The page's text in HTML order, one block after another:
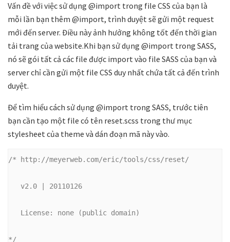
Vấn đề với việc sử dụng @import trong file CSS của bạn là
mỗi lần bạn thêm @import, trình duyệt sẽ gửi một request
mới đến server. Điều này ảnh hưởng không tốt đến thời gian
tải trang của website.Khi bạn sử dụng @import trong SASS,
nó sẽ gói tất cả các file được import vào file SASS của bạn và
server chỉ cần gửi một file CSS duy nhất chứa tất cả đến trình
duyệt.
Để tìm hiểu cách sử dụng @import trong SASS, trước tiên
bạn cần tạo một file có tên reset.scss trong thư mục
stylesheet của theme và dán đoạn mã này vào.
/* http://meyerweb.com/eric/tools/css/reset/
v2.0 | 20110126
License: none (public domain)
*/